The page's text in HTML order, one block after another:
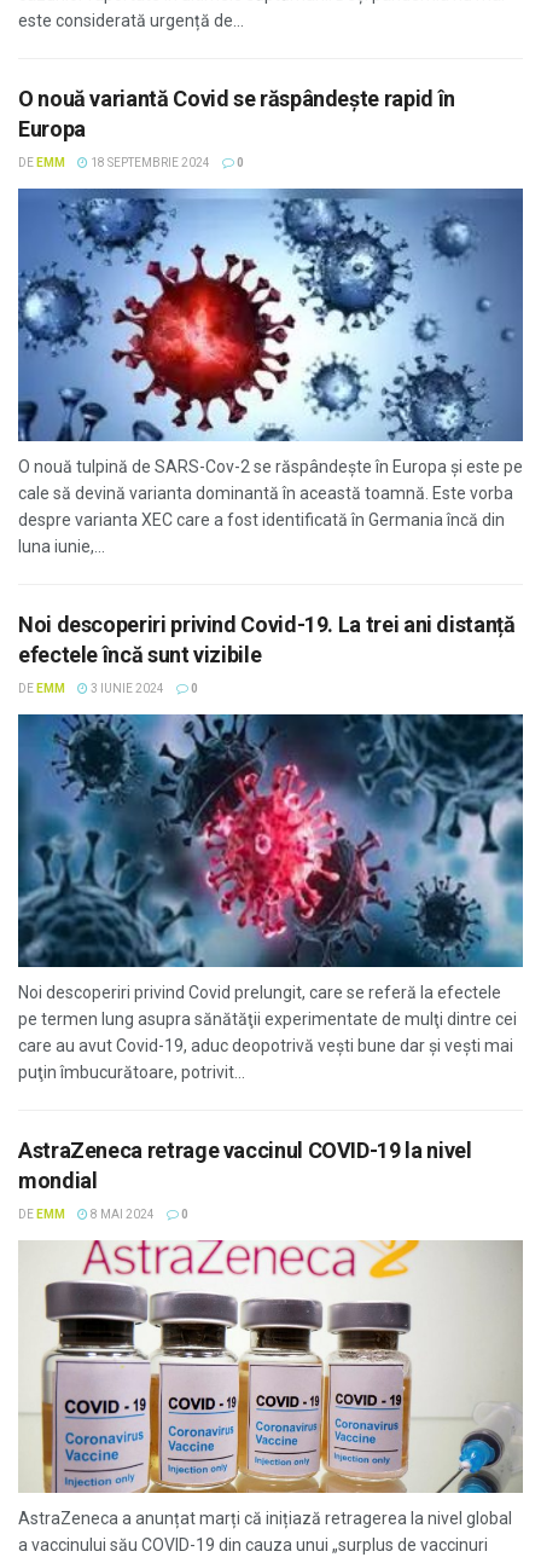
este considerată urgență de...
O nouă variantă Covid se răspândește rapid în
Europa
DE EMM 18 SEPTEMBRIE 2024 0
O nouă tulpină de SARS-Cov-2 se răspândește în Europa și este pe
cale să devină varianta dominantă în această toamnă. Este vorba
despre varianta XEC care a fost identificată în Germania încă din
luna iunie,...
Noi descoperiri privind Covid-19. La trei ani distanță
efectele încă sunt vizibile
DE EMM 3 IUNIE 2024 0
Noi descoperiri privind Covid prelungit, care se referă la efectele
pe termen lung asupra sănătăţii experimentate de mulţi dintre cei
care au avut Covid-19, aduc deopotrivă veşti bune dar şi veşti mai
puţin îmbucurătoare, potrivit...
AstraZeneca retrage vaccinul COVID-19 la nivel
mondial
DE EMM 8 MAI 2024 0
AstraZeneca a anunțat marți că inițiază retragerea la nivel global
a vaccinului său COVID-19 din cauza unui „surplus de vaccinuri